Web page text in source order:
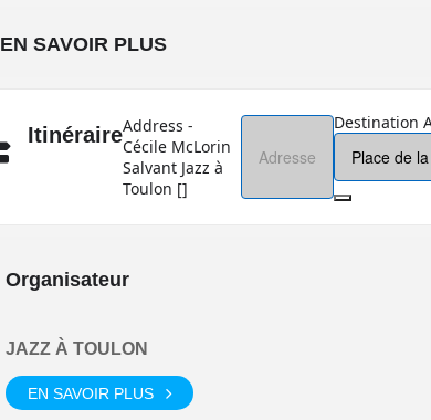
EN SAVOIR PLUS
ItinéraireAddress -
Cécile McLorin
Salvant Jazz à
Toulon []
Destination
Organisateur
JAZZ À TOULON
EN SAVOIR PLUS